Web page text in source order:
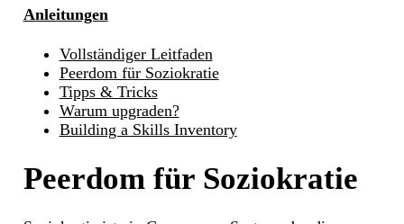
Anleitungen
Vollständiger Leitfaden
Peerdom für Soziokratie
Tipps & Tricks
Warum upgraden?
Building a Skills Inventory
Peerdom für Soziokratie